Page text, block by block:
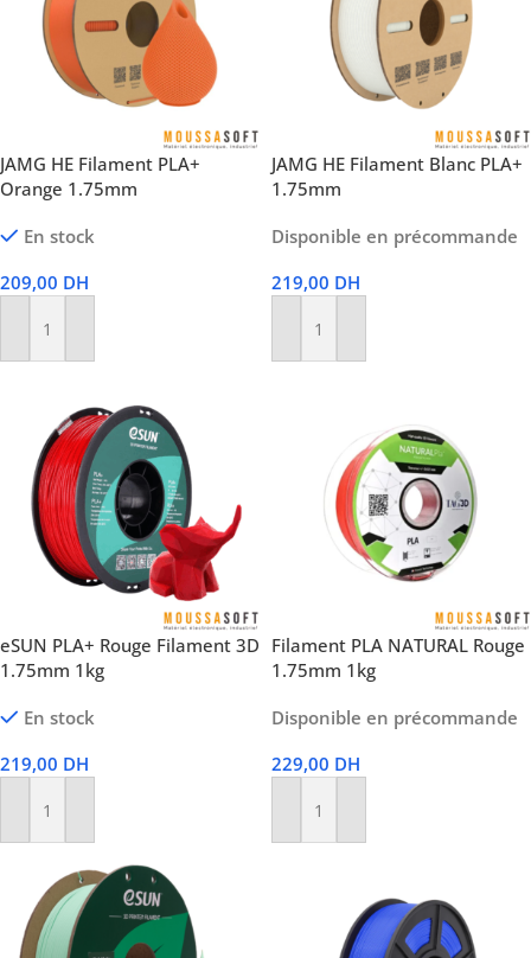
JAMG HE Filament PLA+
Orange 1.75mm
En stock
209,00 DH
Ajouter Au Panier
JAMG HE Filament Blanc PLA+
1.75mm
Disponible en précommande
219,00 DH
Ajouter Au Panier
eSUN PLA+ Rouge Filament 3D
1.75mm 1kg
En stock
219,00 DH
Ajouter Au Panier
Filament PLA NATURAL Rouge
1.75mm 1kg
Disponible en précommande
229,00 DH
Ajouter Au Panier